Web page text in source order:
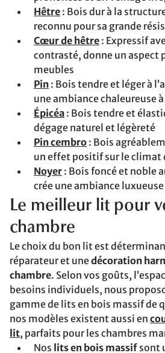
Hêtre : Bois dur à la
reconnu pour sa grande
Cœur de hêtre : Expressif
contrasté, donne un aspect
meubles
Pin : Bois tendre et léger à
une ambiance chaleureuse
Épicéa : Bois tendre et
dégage naturel et légèreté
Pin cembro : Bois
un effet positif sur le climat
Noyer : Bois foncé et noble
crée une ambiance luxueuse
Le meilleur lit pour
chambre
Le choix du bon lit est
réparateur et unedécoration
chambre. Selon vos goûts,
besoins individuels, nous
gamme de lits en bois massif de
nos modèles existent aussi en
lit, parfaits pour les chambres
Nos lits en bois massif sont